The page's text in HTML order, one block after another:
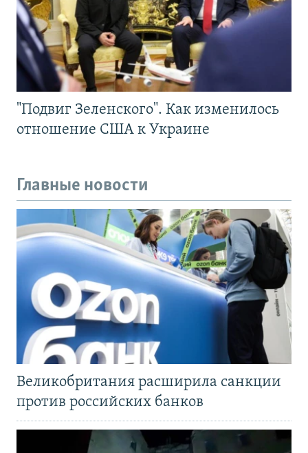
"Подвиг Зеленского". Как изменилось
отношение США к Украине
Главные новости
Великобритания расширила санкции
против российских банков